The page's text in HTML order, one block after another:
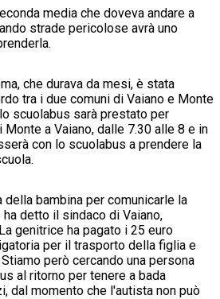
media che doveva andare a
strade pericolose avrà uno
che durava da mesi, è stata
tra i due comuni di Vaiano e Monte
scuolabus sarà prestato per
a Vaiano, dalle 7.30 alle 8 e in
con lo scuolabus a prendere la
della bambina per comunicarle la
detto il sindaco di Vaiano,
genitrice ha pagato i 25 euro
per il trasporto della figlia e
però cercando una persona
al ritorno per tenere a bada
dal momento che l'autista non può